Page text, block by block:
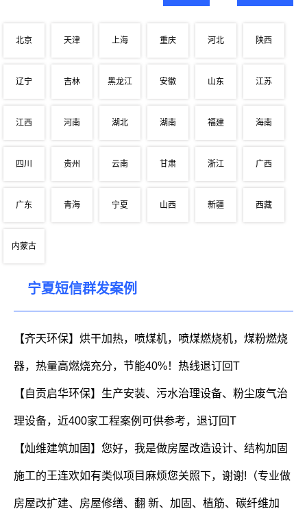
北京 天津 上海 重庆 河北 陕西
辽宁 吉林 黑龙江 安徽 山东 江苏
江西 河南 湖北 湖南 福建 海南
四川 贵州 云南 甘肃 浙江 广西
广东 青海 宁夏 山西 新疆 西藏
内蒙古
宁夏短信群发案例
【齐天环保】烘干加热，喷煤机，喷煤燃烧机，煤粉燃烧
器，热量高燃烧充分，节能40%！热线退订回T
【自贡启华环保】生产安装、污水治理设备、粉尘废气治
理设备，近400家工程案例可供参考，退订回T
【灿维建筑加固】您好，我是做房屋改造设计、结构加固
施工的王连欢如有类似项目麻烦您关照下，谢谢!（专业做
房屋改扩建、房屋修缮、翻 新、加固、植筋、碳纤维加